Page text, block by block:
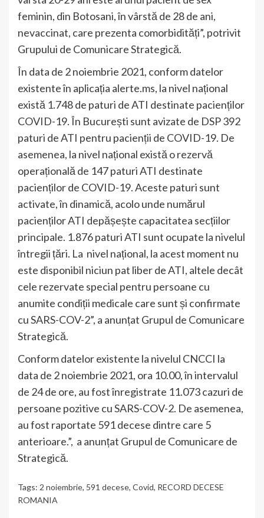
feminin, din Botosani, în vârstă de 28 de ani,
nevaccinat, care prezenta comorbidități”, potrivit
Grupului de Comunicare Strategică.
În data de 2 noiembrie 2021, conform datelor
existente în aplicația alerte.ms, la nivel național
există 1.748 de paturi de ATI destinate pacienților
COVID-19. În București sunt avizate de DSP 392
paturi de ATI pentru pacienții de COVID-19. De
asemenea, la nivel național există o rezervă
operațională de 147 paturi ATI destinate
pacienților de COVID-19. Aceste paturi sunt
activate, în dinamică, acolo unde numărul
pacienților ATI depășește capacitatea secțiilor
principale. 1.876 paturi ATI sunt ocupate la nivelul
întregii țări. La nivel național, la acest moment nu
este disponibil niciun pat liber de ATI, altele decât
cele rezervate special pentru persoane cu
anumite condiții medicale care sunt și confirmate
cu SARS-COV-2”, a anunțat Grupul de Comunicare
Strategică.
Conform datelor existente la nivelul CNCCI la
data de 2 noiembrie 2021, ora 10.00, în intervalul
de 24 de ore, au fost înregistrate 11.073 cazuri de
persoane pozitive cu SARS-COV-2. De asemenea,
au fost raportate 591 decese dintre care 5
anterioare.”, a anunțat Grupul de Comunicare de
Strategică.
Tags: 2 noiembrie, 591 decese, Covid, RECORD DECESE
ROMANIA